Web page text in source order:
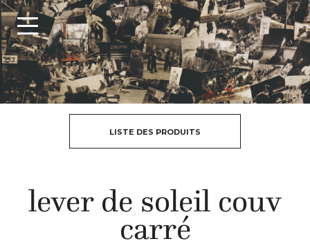
LISTE DES PRODUITS
lever de soleil couv
carré